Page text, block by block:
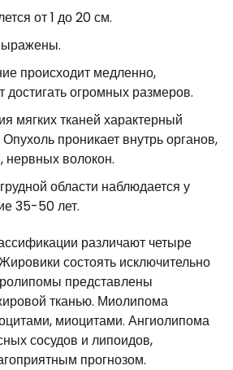
от 1 до 20 см.
происходит медленно,
достигать огромных размеров.
мягких тканей характерный
проникает внутрь органов,
волокон.
области наблюдается у
35-50 лет.
различают четыре
состоять исключительно
представлены
тканью. Миолипома
миоцитами. Ангиолипома
сосудов и липоидов,
прогнозом.